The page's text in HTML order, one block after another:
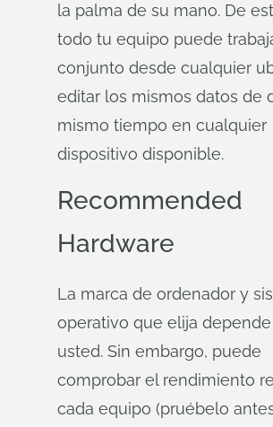
la palma de su mano. De
todo tu equipo puede
conjunto desde cualquier
editar los mismos datos de
mismo tiempo en cualquier
dispositivo disponible.
Recommended
Hardware
La marca de ordenador y
operativo que elija
usted. Sin embargo, puede
comprobar el rendimiento
cada equipo (pruébelo